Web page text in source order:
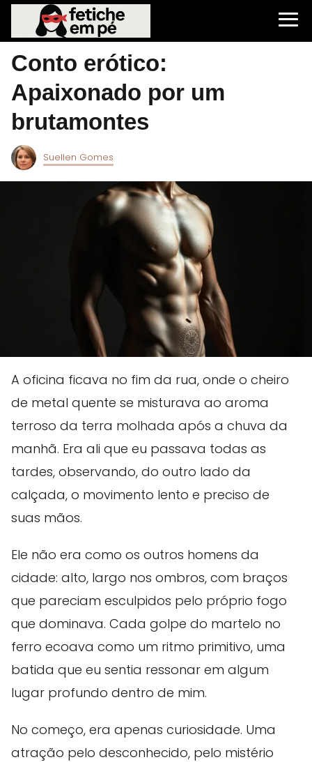
Conto erótico:
Apaixonado por um
brutamontes
Suellen Gomes
A oficina ficava no fim da rua, onde o cheiro
de metal quente se misturava ao aroma
terroso da terra molhada após a chuva da
manhã. Era ali que eu passava todas as
tardes, observando, do outro lado da
calçada, o movimento lento e preciso de
suas mãos.
Ele não era como os outros homens da
cidade: alto, largo nos ombros, com braços
que pareciam esculpidos pelo próprio fogo
que dominava. Cada golpe do martelo no
ferro ecoava como um ritmo primitivo, uma
batida que eu sentia ressonar em algum
lugar profundo dentro de mim.
No começo, era apenas curiosidade. Uma
atração pelo desconhecido, pelo mistério